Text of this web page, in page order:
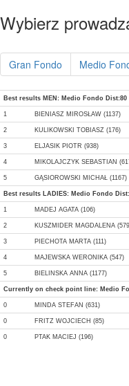
Wybierz
Gran Fondo Medio
Best results MEN: Medio Fondo Dist:80
1 BIENIASZ MIROSŁAW (1137)
2 KULIKOWSKI TOBIASZ (176)
3 ELJASIK PIOTR (938)
4 MIKOLAJCZYK SEBASTIAN
5 GĄSIOROWSKI MICHAŁ (1167)
Best results LADIES: Medio Fondo
1 MADEJ AGATA (106)
2 KUSZMIDER MAGDALENA
3 PIECHOTA MARTA (111)
4 MAJEWSKA WERONIKA (547)
5 BIELINSKA ANNA (1177)
Currently on check point line: Medio
0 MINDA STEFAN (631)
0 FRITZ WOJCIECH (85)
0 PTAK MACIEJ (196)